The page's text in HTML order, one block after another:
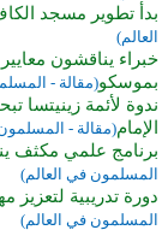
بدأ تطوير مسجد
العالم)
خبراء يناقشون
بموسكو(مقالة -
ندوة لأئمة زينيتسا
الإمام(مقالة -
برنامج علمي مكثف
المسلمون في العالم)
دورة تدريبية لتعزيز
المسلمون في العالم)